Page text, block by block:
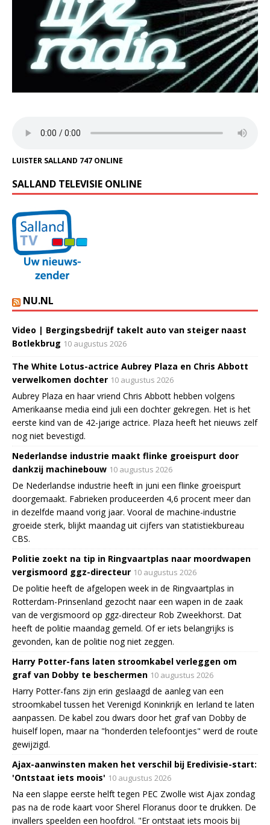
LUISTER SALLAND 747 ONLINE
SALLAND TELEVISIE ONLINE
NU.NL
Video | Bergingsbedrijf takelt auto van steiger naast
Botlekbrug 10 augustus 2026
The White Lotus-actrice Aubrey Plaza en Chris Abbott
verwelkomen dochter 10 augustus 2026
Aubrey Plaza en haar vriend Chris Abbott hebben volgens
Amerikaanse media eind juli een dochter gekregen. Het is het
eerste kind van de 42-jarige actrice. Plaza heeft het nieuws zelf
nog niet bevestigd.
Nederlandse industrie maakt flinke groeispurt door
dankzij machinebouw 10 augustus 2026
De Nederlandse industrie heeft in juni een flinke groeispurt
doorgemaakt. Fabrieken produceerden 4,6 procent meer dan
in dezelfde maand vorig jaar. Vooral de machine-industrie
groeide sterk, blijkt maandag uit cijfers van statistiekbureau
CBS.
Politie zoekt na tip in Ringvaartplas naar moordwapen
vergismoord ggz-directeur 10 augustus 2026
De politie heeft de afgelopen week in de Ringvaartplas in
Rotterdam-Prinsenland gezocht naar een wapen in de zaak
van de vergismoord op ggz-directeur Rob Zweekhorst. Dat
heeft de politie maandag gemeld. Of er iets belangrijks is
gevonden, kan de politie nog niet zeggen.
Harry Potter-fans laten stroomkabel verleggen om
graf van Dobby te beschermen 10 augustus 2026
Harry Potter-fans zijn erin geslaagd de aanleg van een
stroomkabel tussen het Verenigd Koninkrijk en Ierland te laten
aanpassen. De kabel zou dwars door het graf van Dobby de
huiself lopen, maar na "honderden telefoontjes" werd de route
gewijzigd.
Ajax-aanwinsten maken het verschil bij Eredivisie-start:
'Ontstaat iets moois' 10 augustus 2026
Na een slappe eerste helft tegen PEC Zwolle wist Ajax zondag
pas na de rode kaart voor Sherel Floranus door te drukken. De
invallers speelden een hoofdrol. "Er ontstaat iets moois bij